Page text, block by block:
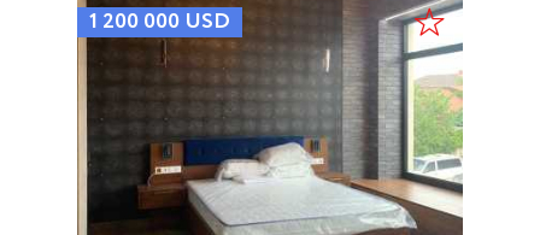
1 200 000 USD